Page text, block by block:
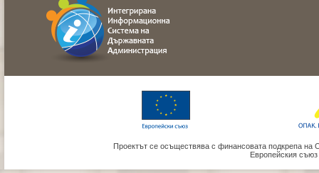
Проектът се осъществява с финансовата подкрепа на
Европейския